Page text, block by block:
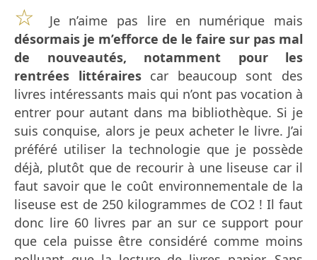
☆
Je n’aime pas lire en numérique mais
désormais je m’efforce de le faire sur pas mal
de nouveautés, notamment pour les
rentrées littéraires car beaucoup sont des
livres intéressants mais qui n’ont pas vocation à
entrer pour autant dans ma bibliothèque. Si je
suis conquise, alors je peux acheter le livre. J’ai
préféré utiliser la technologie que je possède
déjà, plutôt que de recourir à une liseuse car il
faut savoir que le coût environnementale de la
liseuse est de 250 kilogrammes de CO2 ! Il faut
donc lire 60 livres par an sur ce support pour
que cela puisse être considéré comme moins